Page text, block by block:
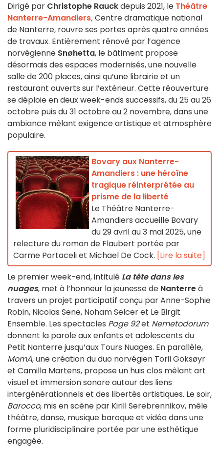
Dirigé par Christophe Rauckdepuis 2021, le Théâtre
Nanterre-Amandiers,Centre dramatique national
de Nanterre, rouvre ses portes après quatre années
de travaux. Entièrement rénové par l’agence
norvégienne Snøhetta, le bâtiment propose
désormais des espaces modernisés, une nouvelle
salle de 200 places, ainsi qu’une librairie et un
restaurant ouverts sur l’extérieur. Cette réouverture
se déploie en deux week-ends successifs, du 25 au 26
octobre puis du 31 octobre au 2 novembre, dans une
ambiance mêlant exigence artistique et atmosphère
populaire.
Bovary aux Nanterre-
Amandiers : une héroïne
tragique réinterprétée au
prisme de la liberté
Le Théâtre Nanterre-
Amandiers accueille Bovary
du 29 avril au 3 mai 2025, une
relecture du roman de Flaubert portée par
Carme Portaceli et Michael De Cock. [Lire la suite]
Le premier week-end, intitulé La tête dans les
nuages, met à l’honneur la jeunesse de Nanterreà
travers un projet participatif conçu par Anne-Sophie
Robin, Nicolas Sene, Noham Selcer et Le Birgit
Ensemble. Les spectacles Page 92et Nemetodorum
donnent la parole aux enfants et adolescents du
Petit Nanterre jusqu’aux Tours Nuages. En parallèle,
MomA, une création du duo norvégien Toril Goksøyr
et Camilla Martens, propose un huis clos mêlant art
visuel et immersion sonore autour des liens
intergénérationnels et des libertés artistiques. Le soir,
Barocco, mis en scène par Kirill Serebrennikov, mêle
théâtre, danse, musique baroque et vidéo dans une
forme pluridisciplinaire portée par une esthétique
engagée.